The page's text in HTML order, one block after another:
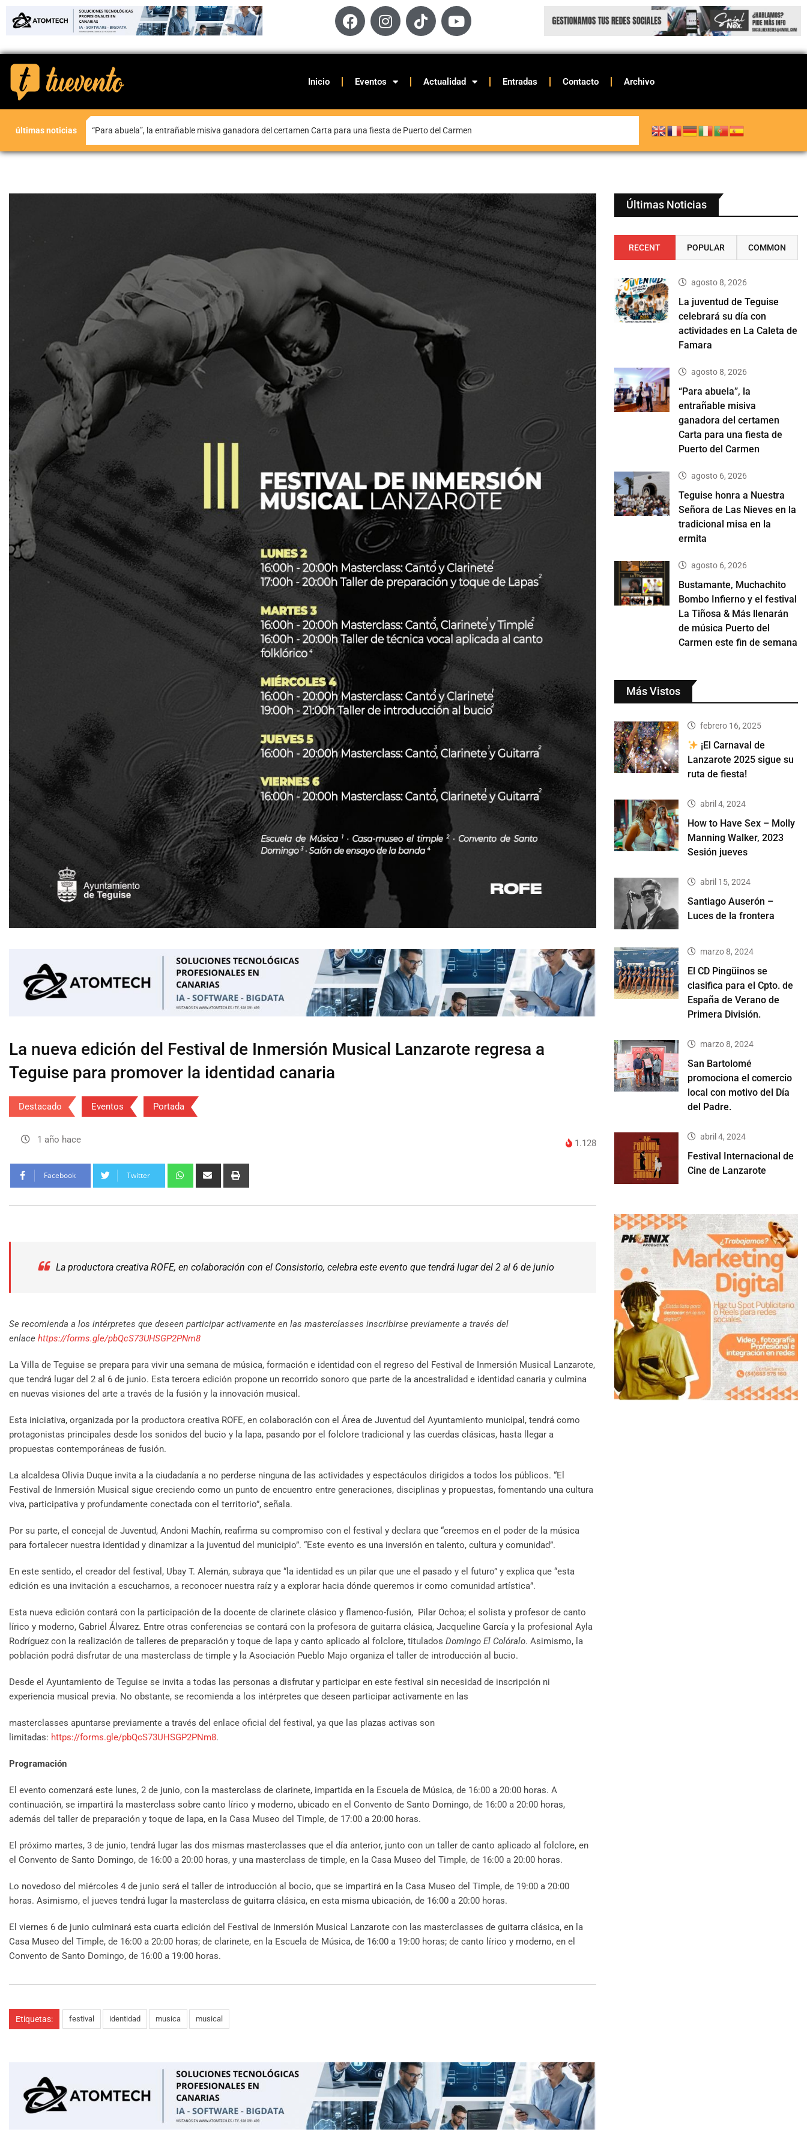
Inicio Eventos Actualidad Entradas Contacto Archivo
últimas noticias Teguise honra a Nuestra Señora de Las Nieves en la tradicional misa en la ermita
La nueva edición del Festival de Inmersión Musical Lanzarote regresa a
Teguise para promover la identidad canaria
Destacado Eventos Portada
1 año hace 1.128
Facebook Twitter
La productora creativa ROFE, en colaboración con el Consistorio, celebra este evento que tendrá lugar del 2 al 6 de junio
Se recomienda a los intérpretes que deseen participar activamente en las masterclasses inscribirse previamente a través del
enlace https://forms.gle/pbQcS73UHSGP2PNm8
La Villa de Teguise se prepara para vivir una semana de música, formación e identidad con el regreso del Festival de Inmersión Musical Lanzarote,
que tendrá lugar del 2 al 6 de junio. Esta tercera edición propone un recorrido sonoro que parte de la ancestralidad e identidad canaria y culmina
en nuevas visiones del arte a través de la fusión y la innovación musical.
Esta iniciativa, organizada por la productora creativa ROFE, en colaboración con el Área de Juventud del Ayuntamiento municipal, tendrá como
protagonistas principales desde los sonidos del bucio y la lapa, pasando por el folclore tradicional y las cuerdas clásicas, hasta llegar a
propuestas contemporáneas de fusión.
La alcaldesa Olivia Duque invita a la ciudadanía a no perderse ninguna de las actividades y espectáculos dirigidos a todos los públicos. “El
Festival de Inmersión Musical sigue creciendo como un punto de encuentro entre generaciones, disciplinas y propuestas, fomentando una cultura
viva, participativa y profundamente conectada con el territorio”, señala.
Por su parte, el concejal de Juventud, Andoni Machín, reafirma su compromiso con el festival y declara que “creemos en el poder de la música
para fortalecer nuestra identidad y dinamizar a la juventud del municipio”. “Este evento es una inversión en talento, cultura y comunidad”.
En este sentido, el creador del festival, Ubay T. Alemán, subraya que “la identidad es un pilar que une el pasado y el futuro” y explica que “esta
edición es una invitación a escucharnos, a reconocer nuestra raíz y a explorar hacia dónde queremos ir como comunidad artística”.
Esta nueva edición contará con la participación de la docente de clarinete clásico y flamenco-fusión, Pilar Ochoa; el solista y profesor de canto
lírico y moderno, Gabriel Álvarez. Entre otras conferencias se contará con la profesora de guitarra clásica, Jacqueline García y la profesional Ayla
Rodríguez con la realización de talleres de preparación y toque de lapa y canto aplicado al folclore, titulados Domingo El Colóralo. Asimismo, la
población podrá disfrutar de una masterclass de timple y la Asociación Pueblo Majo organiza el taller de introducción al bucio.
Desde el Ayuntamiento de Teguise se invita a todas las personas a disfrutar y participar en este festival sin necesidad de inscripción ni
experiencia musical previa. No obstante, se recomienda a los intérpretes que deseen participar activamente en las
masterclasses apuntarse previamente a través del enlace oficial del festival, ya que las plazas activas son
limitadas: https://forms.gle/pbQcS73UHSGP2PNm8.
Programación
El evento comenzará este lunes, 2 de junio, con la masterclass de clarinete, impartida en la Escuela de Música, de 16:00 a 20:00 horas. A
continuación, se impartirá la masterclass sobre canto lírico y moderno, ubicado en el Convento de Santo Domingo, de 16:00 a 20:00 horas,
además del taller de preparación y toque de lapa, en la Casa Museo del Timple, de 17:00 a 20:00 horas.
El próximo martes, 3 de junio, tendrá lugar las dos mismas masterclasses que el día anterior, junto con un taller de canto aplicado al folclore, en
el Convento de Santo Domingo, de 16:00 a 20:00 horas, y una masterclass de timple, en la Casa Museo del Timple, de 16:00 a 20:00 horas.
Lo novedoso del miércoles 4 de junio será el taller de introducción al bocio, que se impartirá en la Casa Museo del Timple, de 19:00 a 20:00
horas. Asimismo, el jueves tendrá lugar la masterclass de guitarra clásica, en esta misma ubicación, de 16:00 a 20:00 horas.
El viernes 6 de junio culminará esta cuarta edición del Festival de Inmersión Musical Lanzarote con las masterclasses de guitarra clásica, en la
Casa Museo del Timple, de 16:00 a 20:00 horas; de clarinete, en la Escuela de Música, de 16:00 a 19:00 horas; de canto lírico y moderno, en el
Convento de Santo Domingo, de 16:00 a 19:00 horas.
Etiquetas: festival identidad musica musical
Últimas Noticias
RECENT POPULAR COMMON
agosto 8, 2026
La juventud de Teguise
celebrará su día con
actividades en La Caleta de
Famara
agosto 8, 2026
“Para abuela”, la
entrañable misiva
ganadora del certamen
Carta para una fiesta de
Puerto del Carmen
agosto 6, 2026
Teguise honra a Nuestra
Señora de Las Nieves en la
tradicional misa en la
ermita
agosto 6, 2026
Bustamante, Muchachito
Bombo Infierno y el festival
La Tiñosa & Más llenarán
de música Puerto del
Carmen este fin de semana
Más Vistos
febrero 16, 2025
¡El Carnaval de
Lanzarote 2025 sigue su
ruta de fiesta!
abril 4, 2024
How to Have Sex – Molly
Manning Walker, 2023
Sesión jueves
abril 15, 2024
Santiago Auserón –
Luces de la frontera
marzo 8, 2024
El CD Pingüinos se
clasifica para el Cpto. de
España de Verano de
Primera División.
marzo 8, 2024
San Bartolomé
promociona el comercio
local con motivo del Día
del Padre.
abril 4, 2024
Festival Internacional de
Cine de Lanzarote